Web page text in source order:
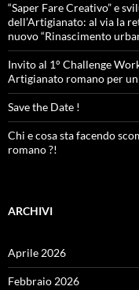
“Saper Fare Creativo” e
dell’Artigianato: al via la
nuovo “Rinascimento
Invito al 1° Challenge
Artigianato romano per
Save the Date !
Chi e cosa sta facendo
romano ?!
ARCHIVI
Aprile 2026
Febbraio 2026